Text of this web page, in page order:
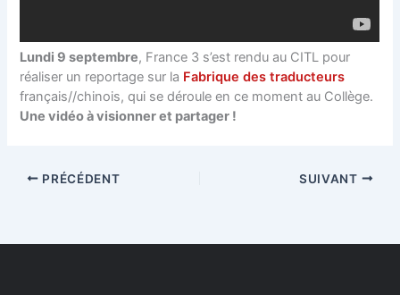
Lundi 9 septembre, France 3 s’est rendu au CITL pour
réaliser un reportage sur la Fabrique des traducteurs
français//chinois, qui se déroule en ce moment au Collège.
Une vidéo à visionner et partager !
PRÉCÉDENT SUIVANT